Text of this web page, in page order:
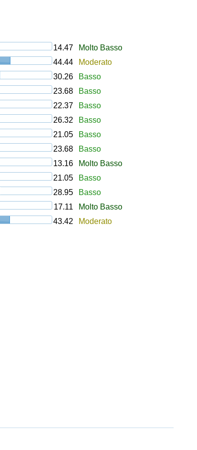
14.47
Molto Basso
44.44
Moderato
30.26
Basso
23.68
Basso
22.37
Basso
26.32
Basso
21.05
Basso
23.68
Basso
13.16
Molto Basso
21.05
Basso
28.95
Basso
17.11
Molto Basso
43.42 Moderato